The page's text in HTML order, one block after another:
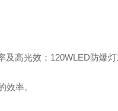
高光效；120WLED防爆
效率。